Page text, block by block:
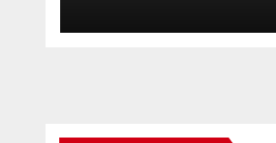
in a doua jumatate a